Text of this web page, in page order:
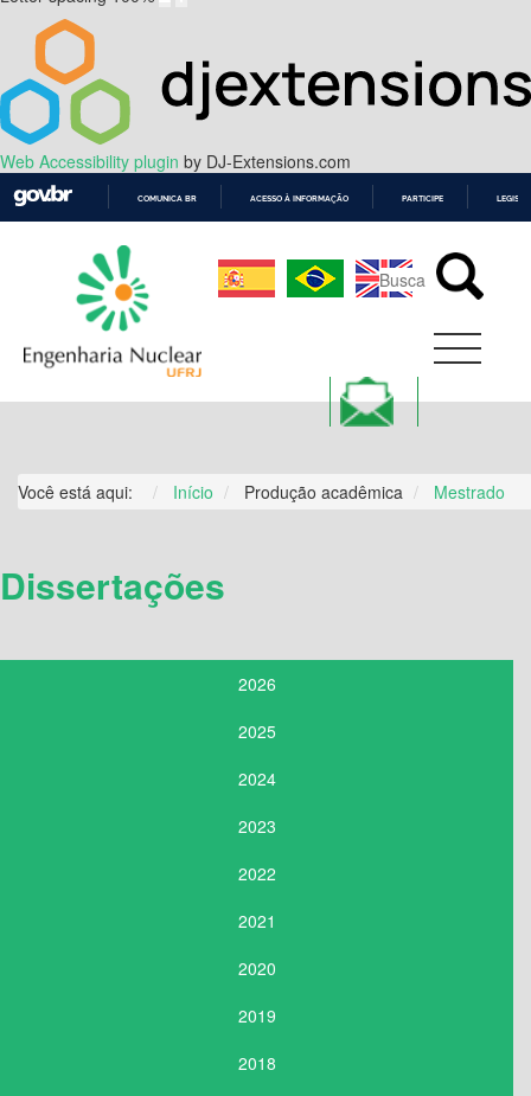
Web Accessibility plugin by DJ-Extensions.com
CONTEÚDO
COMUNICA BR ACESSO À INFORMAÇÃO PARTICIPE
Você está aqui: Início Produção acadêmica Mestrado
Dissertações
2026
2025
2024
2023
2022
2021
2020
2019
2018